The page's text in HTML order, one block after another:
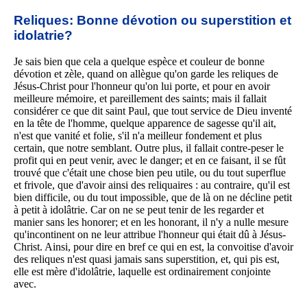
Reliques: Bonne dévotion ou superstition et
idolatrie?
Je sais bien que cela a quelque espèce et couleur de bonne
dévotion et zèle, quand on allègue qu'on garde les reliques de
Jésus-Christ pour l'honneur qu'on lui porte, et pour en avoir
meilleure mémoire, et pareillement des saints; mais il fallait
considérer ce que dit saint Paul, que tout service de Dieu inventé
en la tête de l'homme, quelque apparence de sagesse qu'il ait,
n'est que vanité et folie, s'il n'a meilleur fondement et plus
certain, que notre semblant. Outre plus, il fallait contre-peser le
profit qui en peut venir, avec le danger; et en ce faisant, il se fût
trouvé que c'était une chose bien peu utile, ou du tout superflue
et frivole, que d'avoir ainsi des reliquaires : au contraire, qu'il est
bien difficile, ou du tout impossible, que de là on ne décline petit
à petit à idolâtrie. Car on ne se peut tenir de les regarder et
manier sans les honorer; et en les honorant, il n'y a nulle mesure
qu'incontinent on ne leur attribue l'honneur qui était dû à Jésus-
Christ. Ainsi, pour dire en bref ce qui en est, la convoitise d'avoir
des reliques n'est quasi jamais sans superstition, et, qui pis est,
elle est mère d'idolâtrie, laquelle est ordinairement conjointe
avec.